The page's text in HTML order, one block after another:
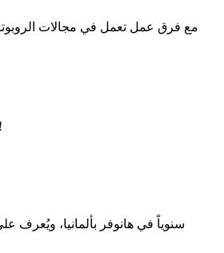
، مع فرق عمل تعمل في مجالات
في هذا الملخص، سنستعرض أبرز محطات وقتنا في Hannover Messe 2026 وسنلقي نظرة فاحصة على كيفية تبني الذكاء الاصطناعي للرؤية في البيئات الصناعية. لنبدأ!